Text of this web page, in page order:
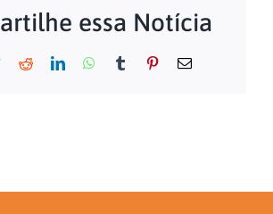
essa Notícia
TwitterRedditLinkedInWhatsApp
Tumblr Pinterest
E-